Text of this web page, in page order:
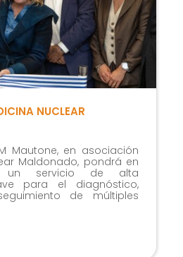
NUCLEAR
Mautone, en asociación
Maldonado, pondrá en
un servicio de alta
para el diagnóstico,
de múltiples